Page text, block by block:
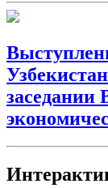
заседании